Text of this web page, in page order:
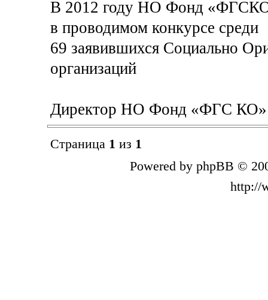
В 2012 году НО Фонд
в проводимом конкурсе среди
69 заявившихся Социально
организаций
Директор НО Фонд «ФГС КО»
Страница 1 из 1
Powered by phpBB ©
http://